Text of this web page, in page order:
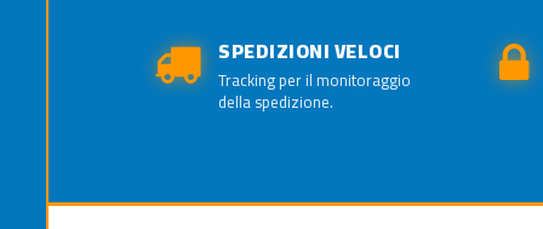
SPEDIZIONI VELOCI
Tracking per il monitoraggio
della spedizione.